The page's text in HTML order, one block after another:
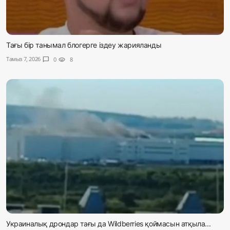
Тағы бір танымал блогерге іздеу жарияланды
Тамыз 7, 2026 chat_bubble 0 visibility 8
Украиналық дрондар тағы да Wildberries қоймасын атқыла...